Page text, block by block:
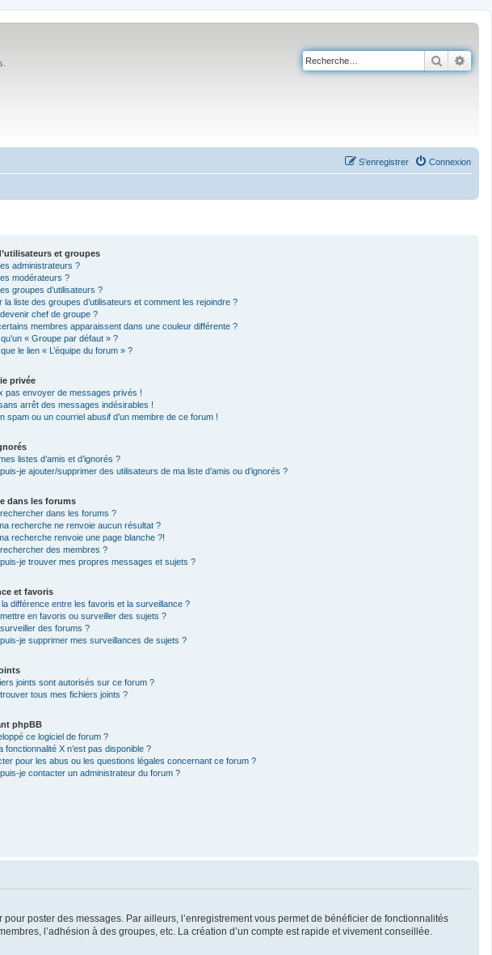
Connexion
S’enregistrer
et groupes
administrateurs ?
modérateurs ?
groupes d’utilisateurs ?
la liste des groupes d’utilisateurs et comment les rejoindre ?
chef de groupe ?
membres apparaissent dans une couleur différente ?
« Groupe par défaut » ?
le lien « L’équipe du forum » ?
privée
pas envoyer de messages privés !
arrêt des messages indésirables !
spam ou un courriel abusif d’un membre de ce forum !
listes d’amis et d’ignorés ?
je ajouter/supprimer des utilisateurs de ma liste d’amis ou d’ignorés ?
dans les forums
dans les forums ?
recherche ne renvoie aucun résultat ?
recherche renvoie une page blanche ?!
des membres ?
je trouver mes propres messages et sujets ?
et favoris
différence entre les favoris et la surveillance ?
en favoris ou surveiller des sujets ?
des forums ?
je supprimer mes surveillances de sujets ?
joints sont autorisés sur ce forum ?
tous mes fichiers joints ?
phpBB
ce logiciel de forum ?
fonctionnalité X n’est pas disponible ?
pour les abus ou les questions légales concernant ce forum ?
je contacter un administrateur du forum ?
poster des messages. Par ailleurs, l’enregistrement vous permet de bénéficier de fonctionnalités
l’adhésion à des groupes, etc. La création d’un compte est rapide et vivement conseillée.